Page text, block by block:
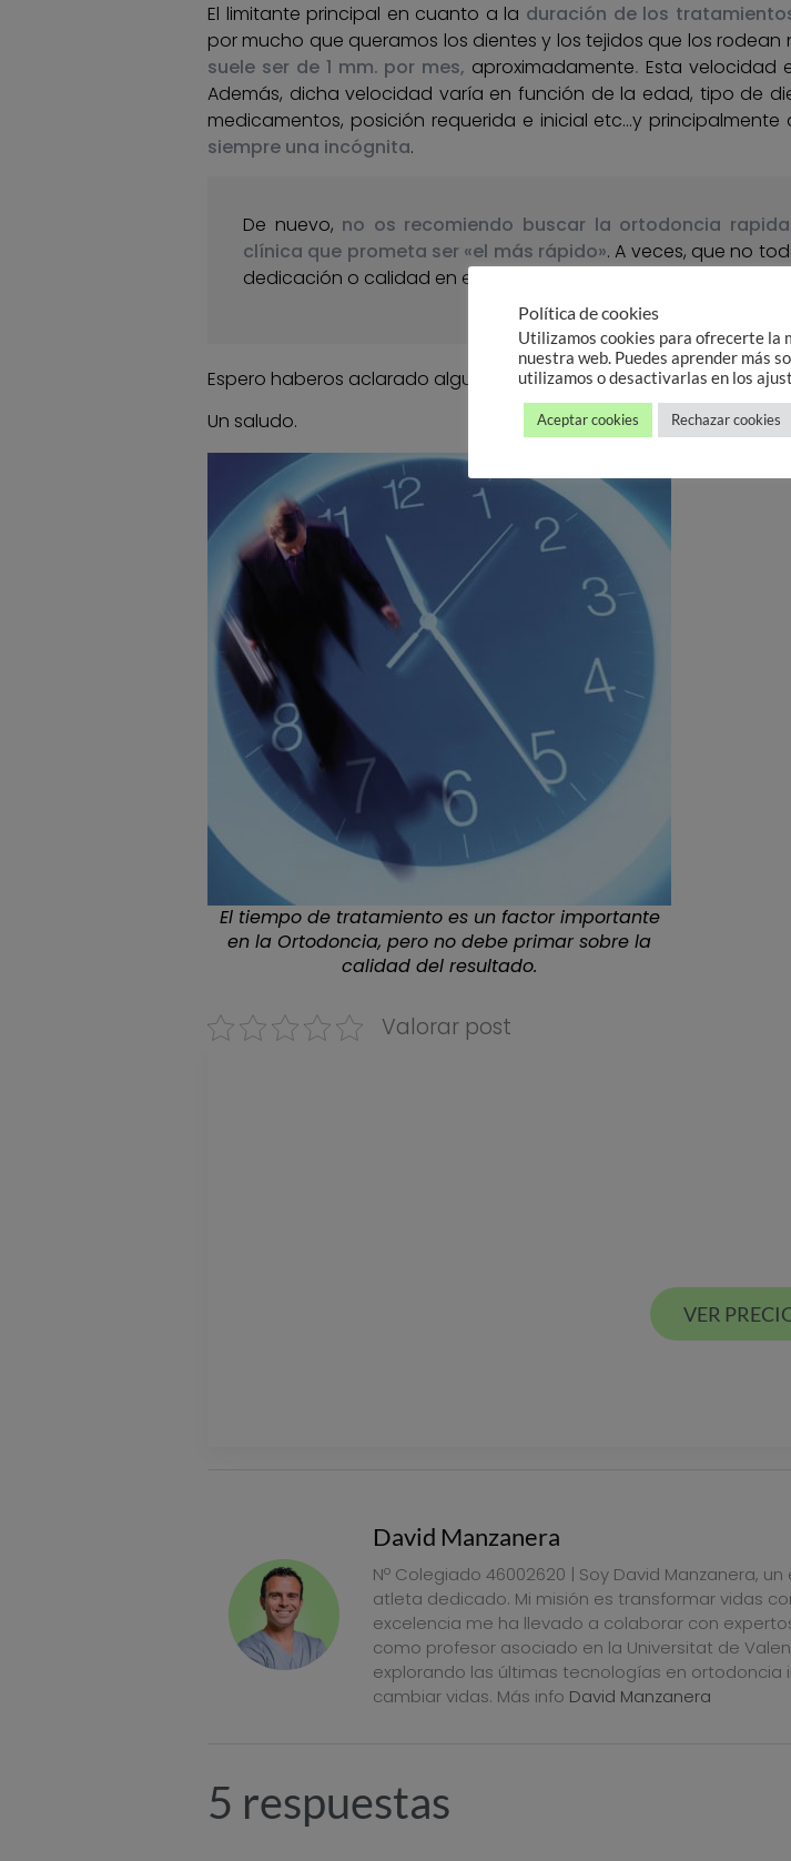
El limitante principal en cuanto a la duración de los
por mucho que queramos los dientes y los tejidos que los
suele ser de 1 mm. por mes, aproximadamente. Esta velocidad
Además, dicha velocidad varía en función de la edad, tipo de
medicamentos, posición requerida e inicial etc…y principalmente
siempre una incógnita.
De nuevo, no os recomiendo buscar la ortodoncia
clínica que prometa ser «el más rápido». A veces, que no
dedicación o calidad en el terminado del caso.
Espero haberos aclarado algunas dudas.
Un saludo.
El tiempo de tratamiento es un factor importante
en la Ortodoncia, pero no debe primar sobre la
calidad del resultado.
Valorar post
VER
David Manzanera
Nº Colegiado 46002620 | Soy David Manzanera,
atleta dedicado. Mi misión es transformar vidas
excelencia me ha llevado a colaborar con
como profesor asociado en la Universitat de
explorando las últimas tecnologías en ortodoncia
cambiar vidas. Más info David Manzanera
5 respuestas
Política de cookies
Utilizamos cookies para ofrecerte la
nuestra web. Puedes aprender más
utilizamos o desactivarlas en los
Aceptar cookies Rechazar cookies